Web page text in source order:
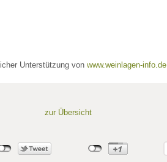
Unterstützung von www.weinlagen-info.de
zur Übersicht